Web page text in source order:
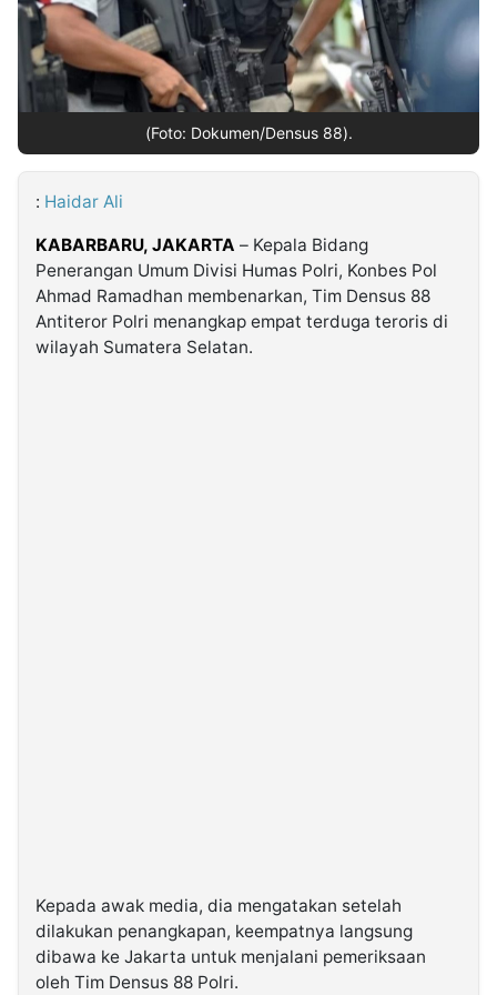
Follow
Kabarbaru
Kabarbaru.co
(Foto: Dokumen/Densus 88).
: Haidar Ali
KABARBARU, JAKARTA – Kepala Bidang
Penerangan Umum Divisi Humas Polri, Konbes Pol
Ahmad Ramadhan membenarkan, Tim Densus 88
Antiteror Polri menangkap empat terduga teroris di
wilayah Sumatera Selatan.
Kepada awak media, dia mengatakan setelah
dilakukan penangkapan, keempatnya langsung
dibawa ke Jakarta untuk menjalani pemeriksaan
oleh Tim Densus 88 Polri.